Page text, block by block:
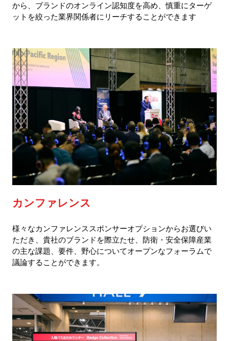
から、ブランドのオンライン認知度を高め、慎重にターゲ
ットを絞った業界関係者にリーチすることができます
カンファレンス
様々なカンファレンススポンサーオプションからお選びい
ただき、貴社のブランドを際立たせ、防衛・安全保障産業
の主な課題、要件、野心についてオープンなフォーラムで
議論することができます。